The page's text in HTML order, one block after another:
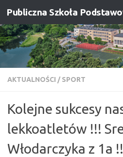
Przejdź do treści
AKTUALNOŚCI / SPORT
Kolejne sukcesy
lekkoatletów !!!
Włodarczyka z 1a